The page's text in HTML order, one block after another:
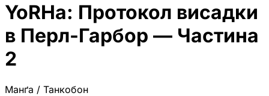
YoRHa: Протокол висадки
в Перл-Гарбор — Частина
2
Манґа / Танкобон